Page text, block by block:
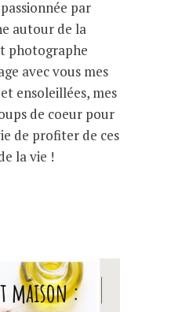
par
autour de la
photographe
avec vous mes
ensoleillées, mes
de coeur pour
de profiter de ces
la vie !